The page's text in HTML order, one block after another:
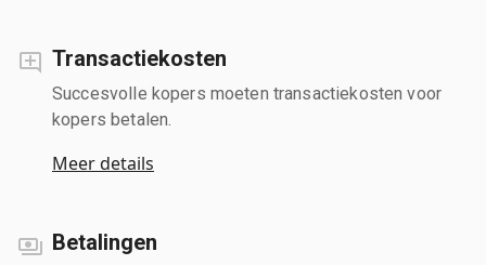
Transactiekosten
Succesvolle kopers moeten transactiekosten voor
kopers betalen.
Meer details
Betalingen